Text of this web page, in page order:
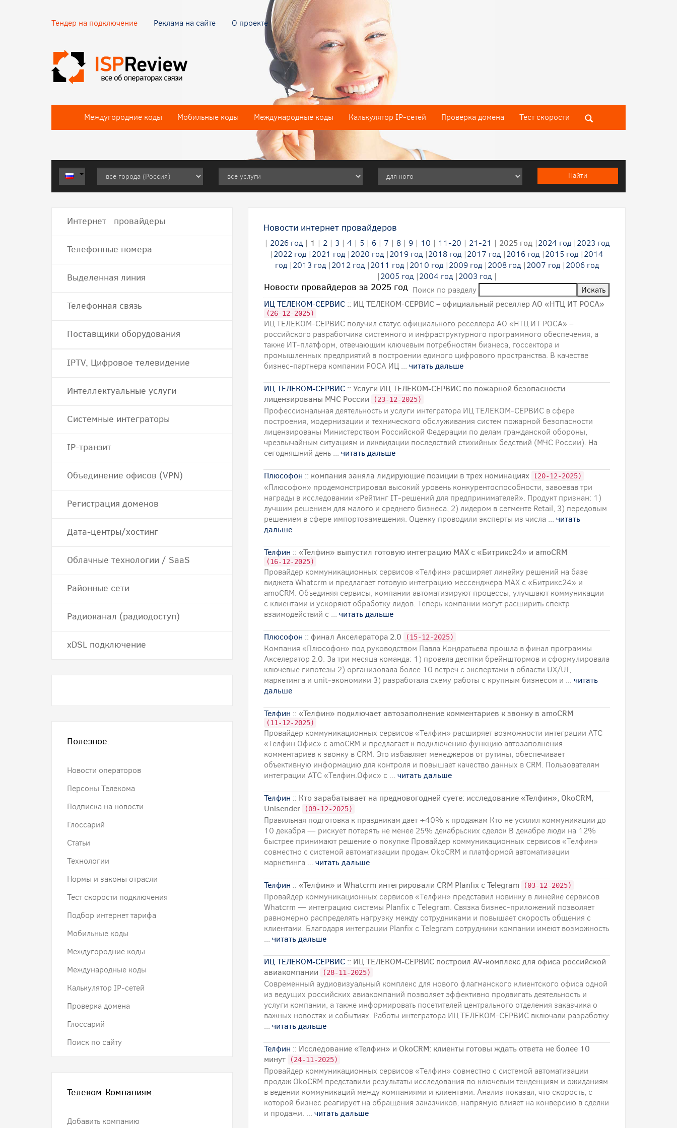
Тендер на подключение Реклама на сайте О проекте
Междугородние коды Мобильные коды Международные коды Калькулятор IP-сетей Проверка домена Тест скороcти
Новости интернет провайдеров
| 2026 год| 1 | 2| 3 | 4 | 5 | 6| 7 | 8| 9| 10 | 11-20 | 21-21 | 2025 год|2024 год|2023 год
|2022 год |2021 год |2020 год |2019 год |2018 год |2017 год |2016 год |2015 год |2014
год|2013 год|2012 год|2011 год|2010 год|2009 год|2008 год|2007 год|2006 год
|2005 год|2004 год|2003 год|
Новости провайдеров за 2025 год Поиск по разделу
ИЦ ТЕЛЕКОМ-СЕРВИС :: ИЦ ТЕЛЕКОМ-СЕРВИС – официальный реселлер АО «НТЦ ИТ РОСА»
(26-12-2025)
ИЦ ТЕЛЕКОМ-СЕРВИС получил статус официального реселлера АО «НТЦ ИТ РОСА» –
российского разработчика системного и инфраструктурного программного обеспечения, а
также ИТ-платформ, отвечающим ключевым потребностям бизнеса, госсектора и
промышленных предприятий в построении единого цифрового пространства. В качестве
бизнес-партнера компании РОСА ИЦ ... читать дальше
ИЦ ТЕЛЕКОМ-СЕРВИС :: Услуги ИЦ ТЕЛЕКОМ-СЕРВИС по пожарной безопасности
лицензированы МЧС России
(23-12-2025)
Профессиональная деятельность и услуги интегратора ИЦ ТЕЛЕКОМ-СЕРВИС в сфере
построения, модернизации и технического обслуживания систем пожарной безопасности
лицензированы Министерством Российской Федерации по делам гражданской обороны,
чрезвычайным ситуациям и ликвидации последствий стихийных бедствий (МЧС России). На
сегодняшний день ... читать дальше
Плюсофон :: компания заняла лидирующие позиции в трех номинациях (20-12-2025)
«Плюсофон» продемонстрировал высокий уровень конкурентоспособности, завоевав три
награды в исследовании «Рейтинг IT‑решений для предпринимателей». Продукт признан: 1)
лучшим решением для малого и среднего бизнеса, 2) лидером в сегменте Retail, 3) передовым
решением в сфере импортозамещения. Оценку проводили эксперты из числа ... читать
дальше
Телфин :: «Телфин» выпустил готовую интеграцию MAX c «Битрикс24» и amoCRM
(16-12-2025)
Провайдер коммуникационных сервисов «Телфин» расширяет линейку решений на базе
виджета Whatcrm и предлагает готовую интеграцию мессенджера MAX с «Битрикс24» и
amoCRM. Объединяя сервисы, компании автоматизируют процессы, улучшают коммуникации
с клиентами и ускоряют обработку лидов. Теперь компании могут расширить спектр
взаимодействий с ... читать дальше
Плюсофон :: финал Акселератора 2.0 (15-12-2025)
Компания «Плюсофон» под руководством Павла Кондратьева прошла в финал программы
Акселератор 2.0. За три месяца команда: 1) провела десятки брейнштормов и сформулировала
ключевые гипотезы 2) организовала более 10 встреч с экспертами в области UX/UI,
маркетинга и unit‑экономики 3) разработала схему работы с крупным бизнесом и ... читать
дальше
Телфин :: «Телфин» подключает автозаполнение комментариев к звонку в amoCRM
(11-12-2025)
Провайдер коммуникационных сервисов «Телфин» расширяет возможности интеграции АТС
«Телфин.Офис» с amoCRM и предлагает к подключению функцию автозаполнения
комментариев к звонку в CRM. Это избавляет менеджеров от рутины, обеспечивает
объективную информацию для контроля и повышает качество данных в CRM. Пользователям
интеграции АТС «Телфин.Офис» с ... читать дальше
Телфин :: Кто зарабатывает на предновогодней суете: исследование «Телфин», OkoCRM,
Unisender
(09-12-2025)
Правильная подготовка к праздникам дает +40% к продажам Кто не усилил коммуникации до
10 декабря — рискует потерять не менее 25% декабрьских сделок В декабре люди на 12%
быстрее принимают решение о покупке Провайдер коммуникационных сервисов «Телфин»
совместно с системой автоматизации продаж OkoCRM и платформой автоматизации
маркетинга ... читать дальше
Телфин :: «Телфин» и Whatcrm интегрировали CRM Planfix с Telegram (03-12-2025)
Провайдер коммуникационных сервисов «Телфин» представил новинку в линейке сервисов
Whatcrm — интеграцию системы Planfix с Telegram. Связка бизнес-приложений позволяет
равномерно распределять нагрузку между сотрудниками и повышает скорость общения с
клиентами. Благодаря интеграции Planfix с Telegram сотрудники компании имеют возможность
... читать дальше
ИЦ ТЕЛЕКОМ-СЕРВИС :: ИЦ ТЕЛЕКОМ-СЕРВИС построил AV-комплекс для офиса российской
авиакомпании
(28-11-2025)
Современный аудиовизуальный комплекс для нового флагманского клиентского офиса одной
из ведущих российских авиакомпаний позволяет эффективно продвигать деятельность и
услуги компании, а также информировать посетителей центрального отделения заказчика о
важных новостях и событиях. Работы интегратора ИЦ ТЕЛЕКОМ-СЕРВИС включали разработку
... читать дальше
Телфин :: Исследование «Телфин» и OkoCRM: клиенты готовы ждать ответа не более 10
минут
(24-11-2025)
Провайдер коммуникационных сервисов «Телфин» совместно с системой автоматизации
продаж OkoCRM представили результаты исследования по ключевым тенденциям и ожиданиям
в ведении коммуникаций между компаниями и клиентами. Анализ показал, что скорость, с
которой бизнес реагирует на обращения заказчиков, напрямую влияет на конверсию в сделки
и продажи. ... читать дальше
Интернет провайдеры
Телефонные номера
Выделенная линия
Телефонная связь
Поставщики оборудования
IPTV, Цифровое телевидение
Интеллектуальные услуги
Системные интеграторы
IP-транзит
Объединение офисов (VPN)
Регистрация доменов
Дата-центры/хостинг
Облачные технологии / SaaS
Районные сети
Радиоканал (радиодоступ)
хDSL подключение
Полезное:
Новости операторов
Персоны Телекома
Подписка на новости
Глоссарий
Статьи
Технологии
Нормы и законы отрасли
Тест скорости подключения
Подбор интернет тарифа
Мобильные коды
Междугородние коды
Международные коды
Калькулятор IP-сетей
Проверка домена
Глоссарий
Поиск по сайту
Телеком-Компаниям:
Добавить компанию